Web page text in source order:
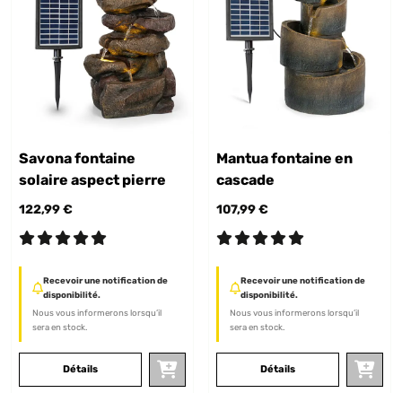
Savona fontaine
solaire aspect pierre
122,99 €
Recevoir une notification de
disponibilité.
Nous vous informerons lorsqu’il
sera en stock.
Détails
Mantua fontaine en
cascade
107,99 €
Recevoir une notification de
disponibilité.
Nous vous informerons lorsqu’il
sera en stock.
Détails